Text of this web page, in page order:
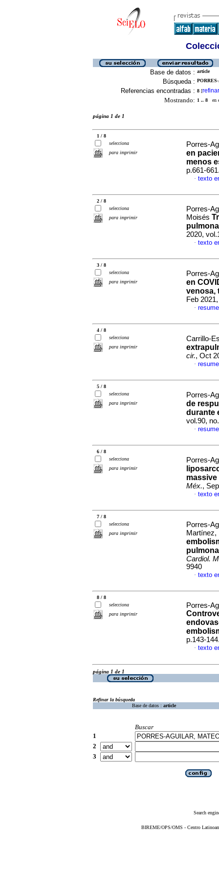
Base de datos : article
Búsqueda :
Referencias encontradas : 8 [refinar
Mostrando: 1 .. 8 en
página 1 de 1
1 / 8
selecciona
para imprimir
Porres-
en
menos
p.661-
· texto
2 / 8
selecciona
para imprimir
Porres-
Moisés
2020,
· texto
3 / 8
selecciona
para imprimir
Porres-
en
venosa,
Feb
·
4 / 8
selecciona
para imprimir
Carrillo-
cir., Oct
·
5 / 8
selecciona
para imprimir
Porres-
de
durante
vol.90,
·
6 / 8
selecciona
para imprimir
Porres-
Méx.,
· texto
7 / 8
selecciona
para imprimir
Porres-
Cardiol.
9940
· texto
8 / 8
selecciona
para imprimir
Porres-
p.143-
· texto
página 1 de 1
Refinar la búsqueda
Base de datos : article
Buscar
1
2
3
Search
BIREME/OPS/OMS - Centro